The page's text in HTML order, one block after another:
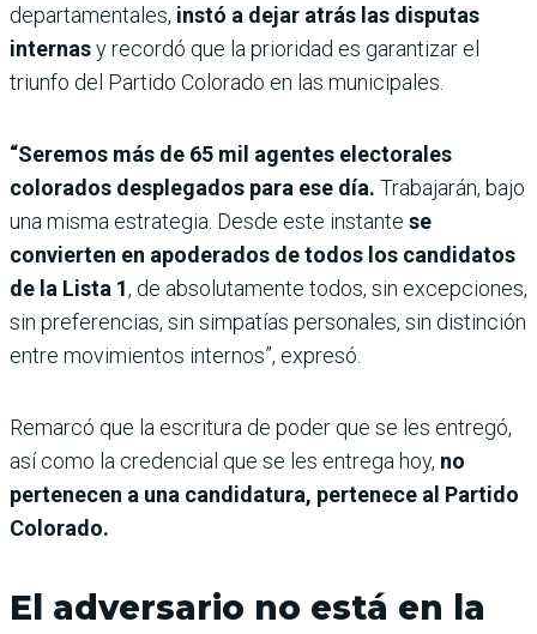
departamentales, instó a dejar atrás las disputas
internasy recordó que la prioridad es garantizar el
triunfo del Partido Colorado en las municipales.
“Seremos más de 65 mil agentes electorales
colorados desplegados para ese día. Trabajarán, bajo
una misma estrategia. Desde este instante se
convierten en apoderados de todos los candidatos
de la Lista 1, de absolutamente todos, sin excepciones,
sin preferencias, sin simpatías personales, sin distinción
entre movimientos internos”, expresó.
Remarcó que la escritura de poder que se les entregó,
así como la credencial que se les entrega hoy, no
pertenecen a una candidatura, pertenece al Partido
Colorado.
El adversario no está en la